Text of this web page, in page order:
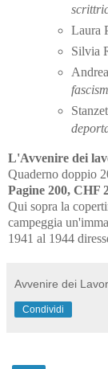
Laura
Silvia
L'Avvenire dei
Quaderno doppio
Pagine 200, CHF
Qui sopra la
campeggia
1941 al 1944
Avvenire dei
Condividi